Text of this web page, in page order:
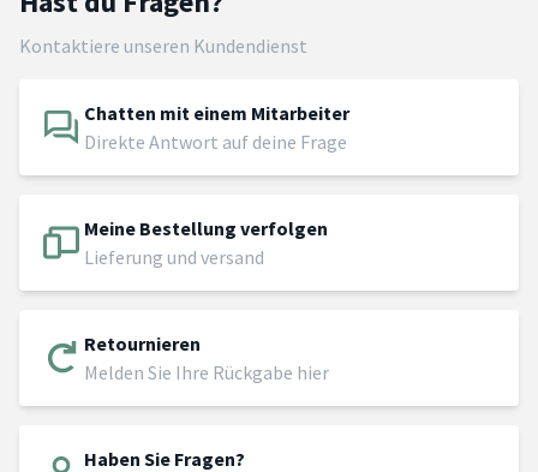
Kontaktiere unseren Kundendienst
Chatten mit einem Mitarbeiter
Direkte Antwort auf deine Frage
Meine Bestellung verfolgen
Lieferung und versand
Retournieren
Melden Sie Ihre Rückgabe hier
Haben Sie Fragen?